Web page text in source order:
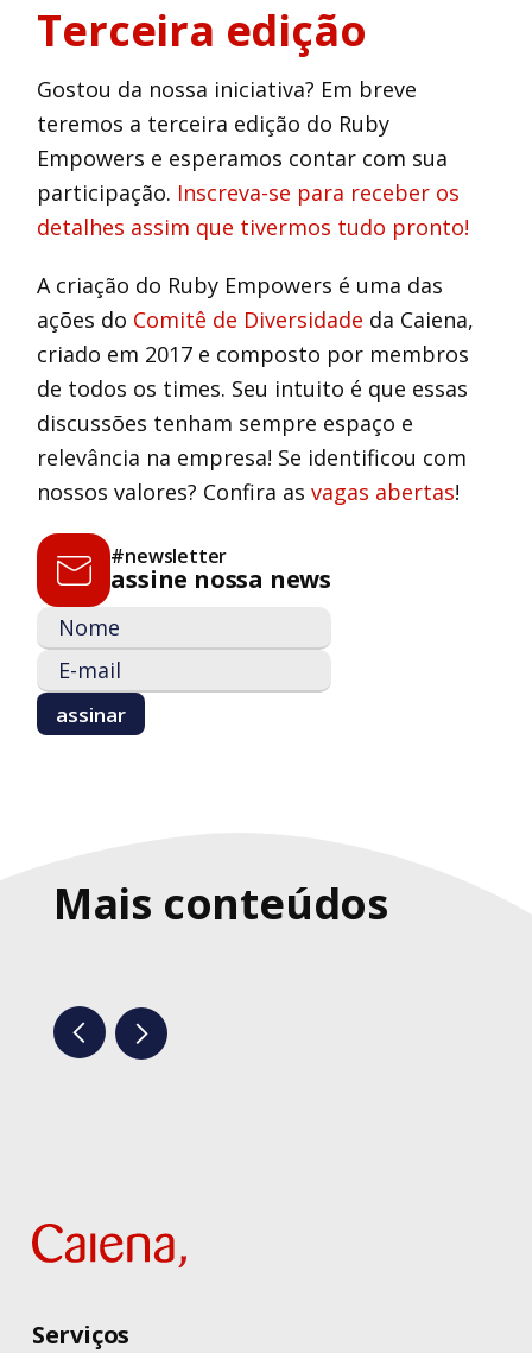
Terceira edição
Gostou da nossa iniciativa? Em breve
teremos a terceira edição do Ruby
Empowers e esperamos contar com sua
participação. Inscreva-se para receber os
detalhes assim que tivermos tudo pronto!
A criação do Ruby Empowers é uma das
ações do Comitê de Diversidade da Caiena,
criado em 2017 e composto por membros
de todos os times. Seu intuito é que essas
discussões tenham sempre espaço e
relevância na empresa! Se identificou com
nossos valores? Confira asvagas abertas!
#newsletter
assine nossa news
Mais conteúdos
Serviços